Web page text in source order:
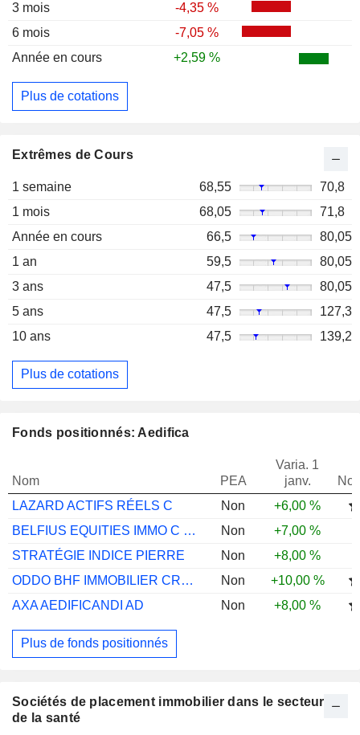
3 mois
-4,35 %
6 mois
-7,05 %
Année en cours
+2,59 %
Plus de cotations
Extrêmes de Cours
1 semaine 68,55
70,8
1 mois
68,05
71,8
Année en cours
66,5
80,05
1 an
59,5
80,05
3 ans
47,5
80,05
5 ans
47,5
127,3
10 ans
47,5 139,2
Plus de cotations
Fonds positionnés: Aedifica
Nom PEA
Varia. 1
janv.
LAZARD ACTIFS RÉELS C
Non
+6,00 %
BELFIUS EQUITIES IMMO C CAP
Non
+7,00 %
STRATÉGIE INDICE PIERRE
Non
+8,00 %
ODDO BHF IMMOBILIER CR-EUR
Non
+10,00 %
AXA AEDIFICANDI AD
Non +8,00 %
Plus de fonds positionnés
Sociétés de placement immobilier dans le secteur
de la santé